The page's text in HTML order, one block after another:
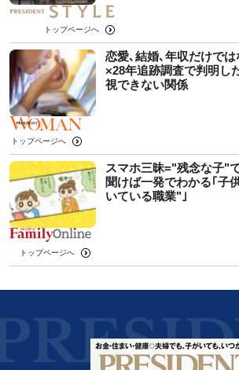
トップページへ
恋愛､結婚､年収だけで
×28年追跡調査で判明し
視できない関係
トップページへ
スマホ三昧="残念な子"
聞けば一発でわかる｢子
いている職業"｣
トップページへ